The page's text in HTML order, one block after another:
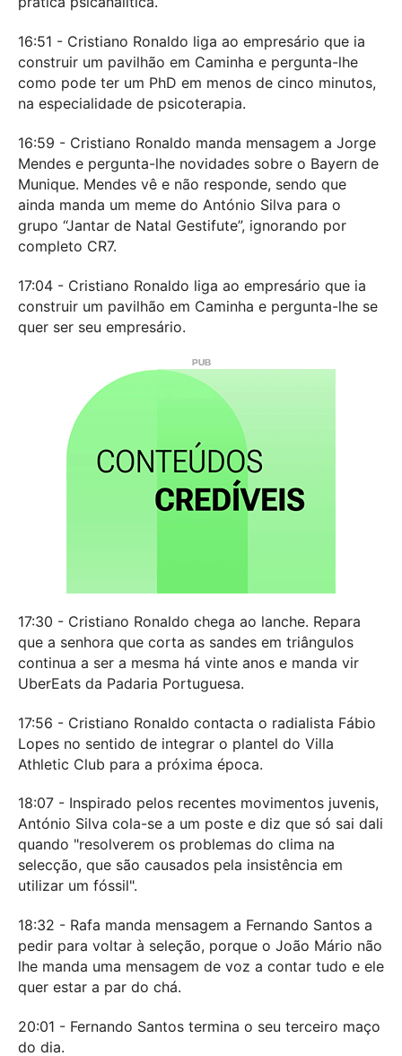
16:51 - Cristiano Ronaldo liga ao empresário que ia
construir um pavilhão em Caminha e pergunta-lhe
como pode ter um PhD em menos de cinco minutos,
na especialidade de psicoterapia.
16:59 - Cristiano Ronaldo manda mensagem a Jorge
Mendes e pergunta-lhe novidades sobre o Bayern de
Munique. Mendes vê e não responde, sendo que
ainda manda um meme do António Silva para o
grupo “Jantar de Natal Gestifute”, ignorando por
completo CR7.
17:04 - Cristiano Ronaldo liga ao empresário que ia
construir um pavilhão em Caminha e pergunta-lhe se
quer ser seu empresário.
17:30 - Cristiano Ronaldo chega ao lanche. Repara
que a senhora que corta as sandes em triângulos
continua a ser a mesma há vinte anos e manda vir
UberEats da Padaria Portuguesa.
17:56 - Cristiano Ronaldo contacta o radialista Fábio
Lopes no sentido de integrar o plantel do Villa
Athletic Club para a próxima época.
18:07 - Inspirado pelos recentes movimentos juvenis,
António Silva cola-se a um poste e diz que só sai dali
quando "resolverem os problemas do clima na
selecção, que são causados pela insistência em
utilizar um fóssil".
18:32 - Rafa manda mensagem a Fernando Santos a
pedir para voltar à seleção, porque o João Mário não
lhe manda uma mensagem de voz a contar tudo e ele
quer estar a par do chá.
20:01 - Fernando Santos termina o seu terceiro maço
do dia.